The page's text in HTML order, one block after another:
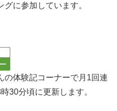
に参加しています。
の体験記コーナーで月1回連
30分頃に更新します。